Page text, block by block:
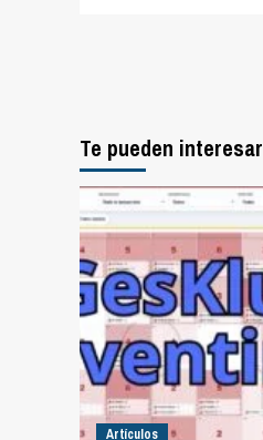
dato
Te pueden interesar
Artículos